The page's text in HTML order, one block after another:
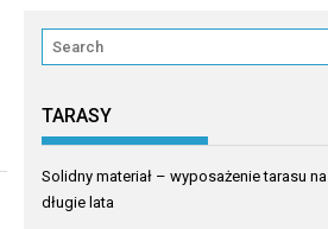
TARASY
Solidny materiał – wyposażenie tarasu na
długie lata